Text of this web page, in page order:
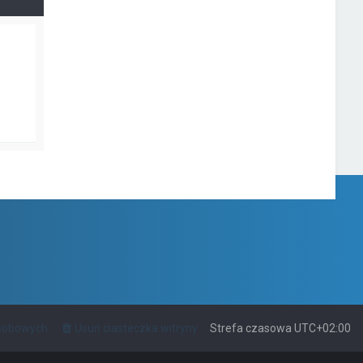
Strefa czasowa UTC+02:00
Usuń ciasteczka witryny